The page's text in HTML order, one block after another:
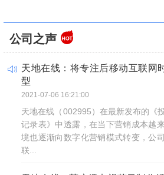
公司之声
天地在线：将专注后移动互联网
型
2021-07-06 16:21:00
天地在线（002995）在最新发布的《
记录表》中透露，在当下营销成本越
境也逐渐向数字化营销模式转变，公
联...